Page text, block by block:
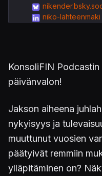
niko-lahteenmaki
KonsoliFIN
päivänvalon!
Jakson aiheena
nykyisyys ja
muuttunut vuosien
päätyivät remmiin
ylläpitäminen on?